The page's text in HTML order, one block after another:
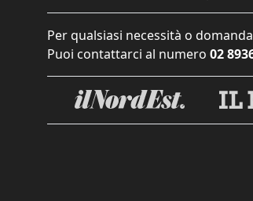
Per qualsiasi necessità o
Puoi contattarci al numero 02